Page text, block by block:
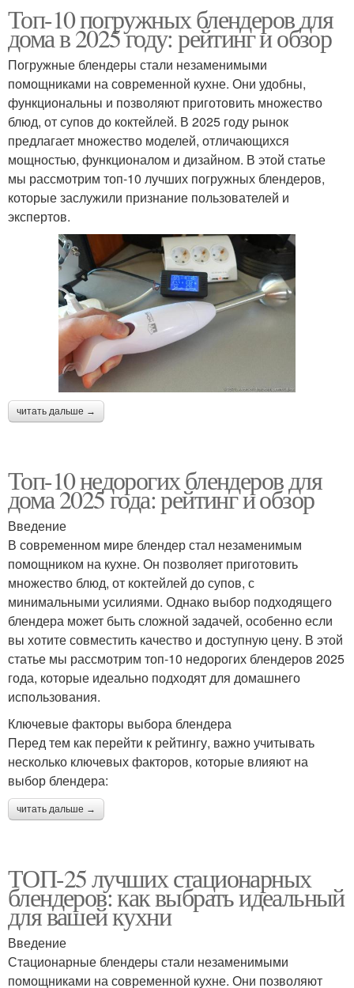
Топ-10 погружных блендеров для
дома в 2025 году: рейтинг и обзор
Погружные блендеры стали незаменимыми
помощниками на современной кухне. Они удобны,
функциональны и позволяют приготовить множество
блюд, от супов до коктейлей. В 2025 году рынок
предлагает множество моделей, отличающихся
мощностью, функционалом и дизайном. В этой статье
мы рассмотрим топ-10 лучших погружных блендеров,
которые заслужили признание пользователей и
экспертов.
читать дальше →
Топ-10 недорогих блендеров для
дома 2025 года: рейтинг и обзор
Введение
В современном мире блендер стал незаменимым
помощником на кухне. Он позволяет приготовить
множество блюд, от коктейлей до супов, с
минимальными усилиями. Однако выбор подходящего
блендера может быть сложной задачей, особенно если
вы хотите совместить качество и доступную цену. В этой
статье мы рассмотрим топ-10 недорогих блендеров 2025
года, которые идеально подходят для домашнего
использования.
Ключевые факторы выбора блендера
Перед тем как перейти к рейтингу, важно учитывать
несколько ключевых факторов, которые влияют на
выбор блендера:
читать дальше →
ТОП-25 лучших стационарных
блендеров: как выбрать идеальный
для вашей кухни
Введение
Стационарные блендеры стали незаменимыми
помощниками на современной кухне. Они позволяют